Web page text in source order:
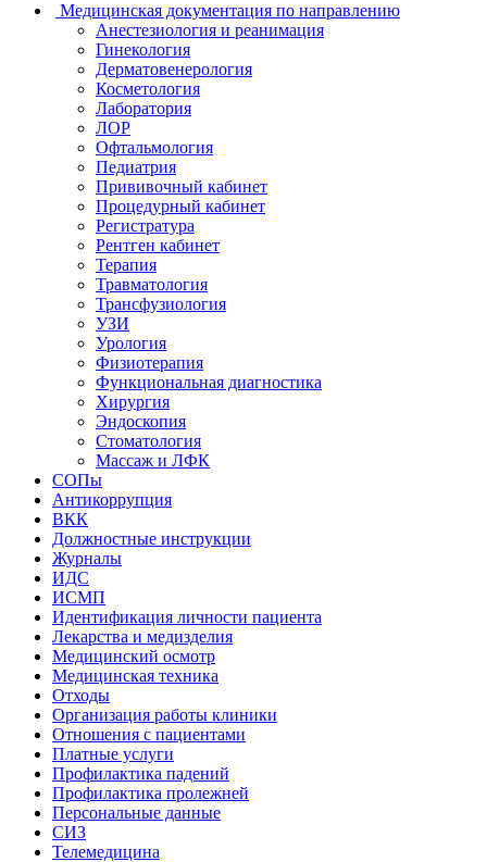
Медицинская документация по направлению
Анестезиология и реанимация
Гинекология
Дерматовенерология
Косметология
Лаборатория
ЛОР
Офтальмология
Педиатрия
Прививочный кабинет
Процедурный кабинет
Регистратура
Рентген кабинет
Терапия
Травматология
Трансфузиология
УЗИ
Урология
Физиотерапия
Функциональная диагностика
Хирургия
Эндоскопия
Стоматология
Массаж и ЛФК
СОПы
Антикоррупция
ВКК
Должностные инструкции
Журналы
ИДС
ИСМП
Идентификация личности пациента
Лекарства и медизделия
Медицинский осмотр
Медицинская техника
Отходы
Организация работы клиники
Отношения с пациентами
Платные услуги
Профилактика падений
Профилактика пролежней
Персональные данные
СИЗ
Телемедицина